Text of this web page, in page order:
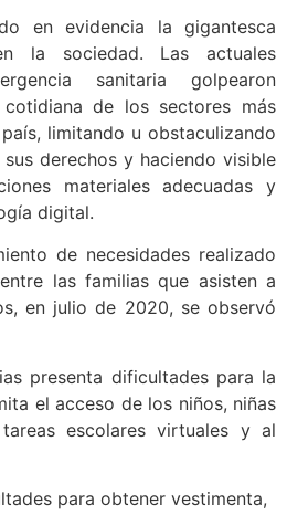
en evidencia la gigantesca
la sociedad. Las actuales
sanitaria golpearon
de los sectores más
limitando u obstaculizando
derechos y haciendo visible
materiales adecuadas y
digital.
de necesidades realizado
las familias que asisten a
en julio de 2020, se observó
presenta dificultades para la
el acceso de los niños, niñas
escolares virtuales y al
para obtener vestimenta,